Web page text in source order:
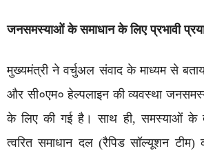
जनसमस्याओं के समाधान के लिए प्रभावी
मुख्यमंत्री ने वर्चुअल संवाद के माध्यम से
और सी०एम० हेल्पलाइन की व्यवस्था
के लिए की गई है। साथ ही, समस्याओं के
त्वरित समाधान दल (रैपिड सॉल्यूशन